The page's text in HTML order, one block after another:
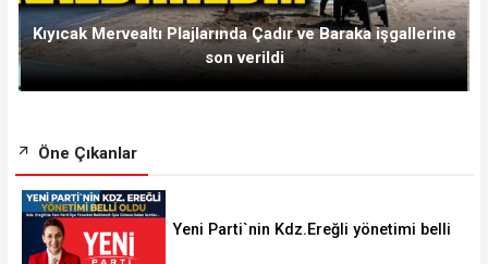
Kıyıcak Mervealtı Plajlarında Çadır ve Baraka işgallerine
son verildi
Öne Çıkanlar
Yeni Parti`nin Kdz.Ereğli yönetimi belli